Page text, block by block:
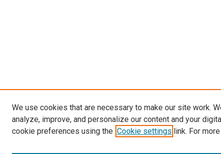
We use cookies that are necessary to make our site work.
analyze, improve, and personalize our content and your
cookie preferences using the Cookie settings link. For